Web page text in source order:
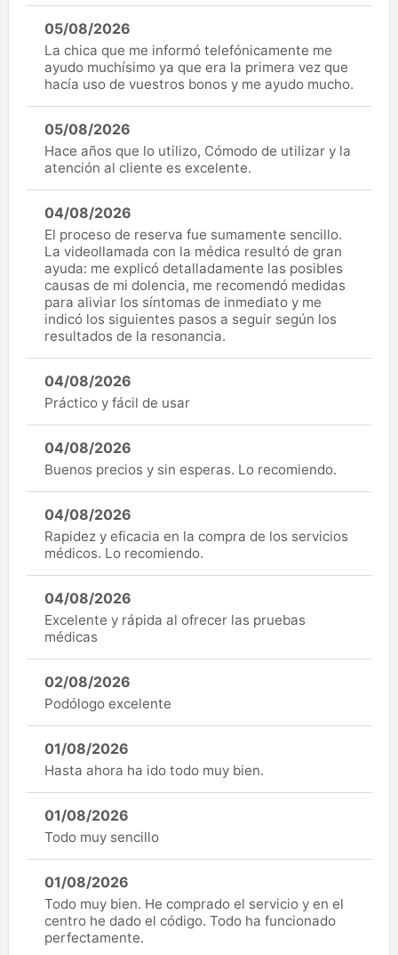
05/08/2026
La chica que me informó telefónicamente me
ayudo muchísimo ya que era la primera vez que
hacía uso de vuestros bonos y me ayudo mucho.
05/08/2026
Hace años que lo utilizo, Cómodo de utilizar y la
atención al cliente es excelente.
04/08/2026
El proceso de reserva fue sumamente sencillo.
La videollamada con la médica resultó de gran
ayuda: me explicó detalladamente las posibles
causas de mi dolencia, me recomendó medidas
para aliviar los síntomas de inmediato y me
indicó los siguientes pasos a seguir según los
resultados de la resonancia.
04/08/2026
Práctico y fácil de usar
04/08/2026
Buenos precios y sin esperas. Lo recomiendo.
04/08/2026
Rapidez y eficacia en la compra de los servicios
médicos. Lo recomiendo.
04/08/2026
Excelente y rápida al ofrecer las pruebas
médicas
02/08/2026
Podólogo excelente
01/08/2026
Hasta ahora ha ido todo muy bien.
01/08/2026
Todo muy sencillo
01/08/2026
Todo muy bien. He comprado el servicio y en el
centro he dado el código. Todo ha funcionado
perfectamente.